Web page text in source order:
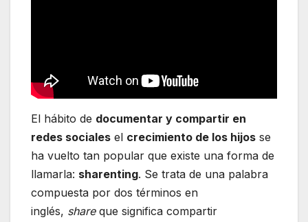
El hábito de documentar y compartir en
redes sociales el crecimiento de los hijos se
ha vuelto tan popular que existe una forma de
llamarla: sharenting. Se trata de una palabra
compuesta por dos términos en
inglés, shareque significa compartir